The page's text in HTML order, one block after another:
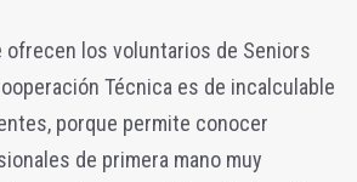
ofrecen los voluntarios de Seniors
Técnica es de incalculable
porque permite conocer
de primera mano muy